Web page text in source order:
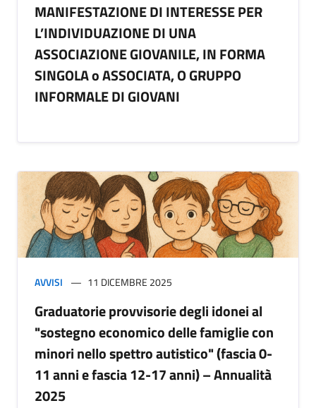
MANIFESTAZIONE DI INTERESSE PER
L’INDIVIDUAZIONE DI UNA
ASSOCIAZIONE GIOVANILE, IN FORMA
SINGOLA o ASSOCIATA, O GRUPPO
INFORMALE DI GIOVANI
AVVISI 11 DICEMBRE 2025
Graduatorie provvisorie degli idonei al
"sostegno economico delle famiglie con
minori nello spettro autistico" (fascia 0-
11 anni e fascia 12-17 anni) – Annualità
2025